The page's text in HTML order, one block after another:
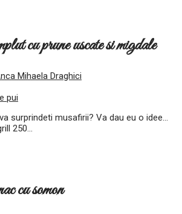
cu prune uscate si migdale
Mihaela Draghici
pui
surprindeti musafirii? Va dau eu o idee…
250...
cu somon